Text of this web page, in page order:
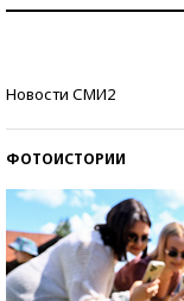
Новости СМИ2
ФОТОИСТОРИИ